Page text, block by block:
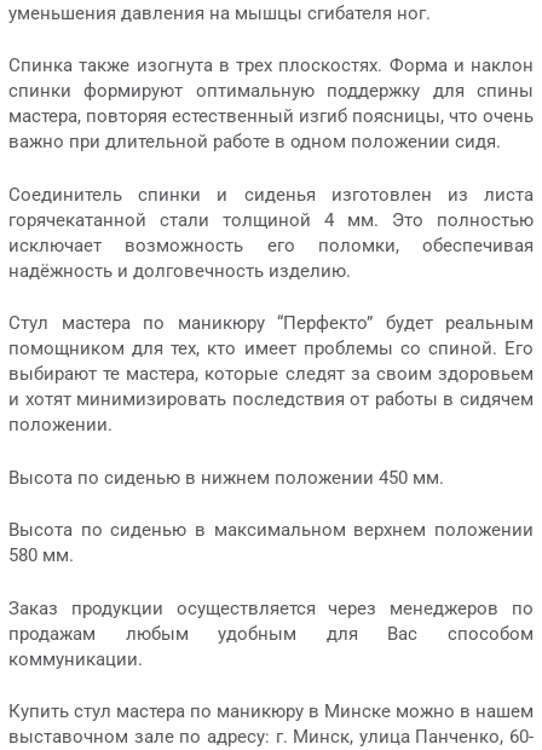
уменьшения давления на мышцы сгибателя ног.
Спинка также изогнута в трех плоскостях. Форма и наклон
спинки формируют оптимальную поддержку для спины
мастера, повторяя естественный изгиб поясницы, что очень
важно при длительной работе в одном положении сидя.
Соединитель спинки и сиденья изготовлен из листа
горячекатанной стали толщиной 4 мм. Это полностью
исключает возможность его поломки, обеспечивая
надёжность и долговечность изделию.
Стул мастера по маникюру “Перфекто” будет реальным
помощником для тех, кто имеет проблемы со спиной. Его
выбирают те мастера, которые следят за своим здоровьем
и хотят минимизировать последствия от работы в сидячем
положении.
Высота по сиденью в нижнем положении 450 мм.
Высота по сиденью в максимальном верхнем положении
580 мм.
Заказ продукции осуществляется через менеджеров по
продажам любым удобным для Вас способом
коммуникации.
Купить стул мастера по маникюру в Минске можно в нашем
выставочном зале по адресу: г. Минск, улица Панченко, 60-